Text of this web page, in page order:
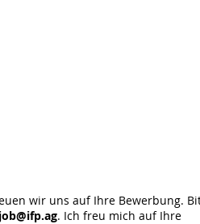
wir uns auf Ihre Bewerbung.
job@ifp.ag. Ich freu mich auf Ihre